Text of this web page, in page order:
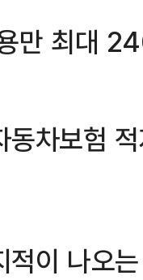
만 최대
차보험
적이 나오